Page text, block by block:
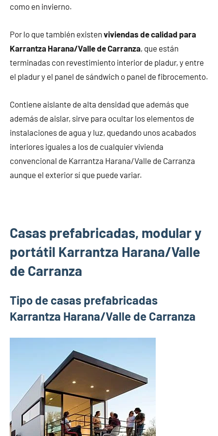
como en invierno.
Por lo que también existen viviendas de calidad para
Karrantza Harana/Valle de Carranza, que están
terminadas con revestimiento interior de pladur, y entre
el pladur y el panel de sándwich o panel de fibrocemento.
Contiene aislante de alta densidad que además que
además de aislar, sirve para ocultar los elementos de
instalaciones de agua y luz, quedando unos acabados
interiores iguales a los de cualquier vivienda
convencional de Karrantza Harana/Valle de Carranza
aunque el exterior sí que puede variar.
Casas prefabricadas, modular y
portátil Karrantza Harana/Valle
de Carranza
Tipo de casas prefabricadas
Karrantza Harana/Valle de Carranza